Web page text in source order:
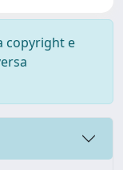
copyright e